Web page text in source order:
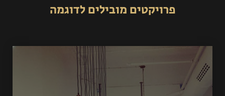
פרויקטים מובילים לדוגמה